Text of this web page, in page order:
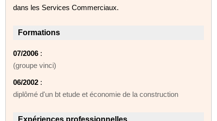
dans les Services Commerciaux.
Formations
07/2006 :
(groupe vinci)
06/2002 :
diplômé d'un bt etude et économie de la construction
Expériences professionnelles